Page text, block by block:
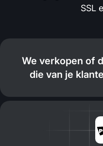
SSL
We verkopen of
die van je